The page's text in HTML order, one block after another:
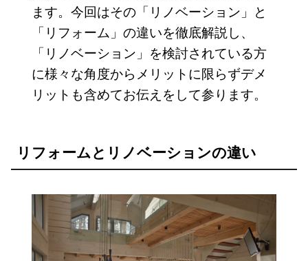
ます。今回はその「リノベーション」と
「リフォーム」の違いを徹底解説し、
「リノベーション」を検討されている方
に様々な角度からメリットに限らずデメ
リットも含めてお伝えをして参ります。
リフォームとリノベーションの違い